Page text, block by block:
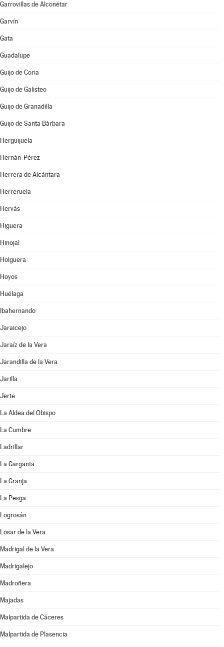
Garrovillas de Alconétar
Garvín
Gata
Guadalupe
Guijo de Coria
Guijo de Galisteo
Guijo de Granadilla
Guijo de Santa Bárbara
Herguijuela
Hernán-Pérez
Herrera de Alcántara
Herreruela
Hervás
Higuera
Hinojal
Holguera
Hoyos
Huélaga
Ibahernando
Jaraicejo
Jaraíz de la Vera
Jarandilla de la Vera
Jarilla
Jerte
La Aldea del Obispo
La Cumbre
Ladrillar
La Garganta
La Granja
La Pesga
Logrosán
Losar de la Vera
Madrigal de la Vera
Madrigalejo
Madroñera
Majadas
Malpartida de Cáceres
Malpartida de Plasencia